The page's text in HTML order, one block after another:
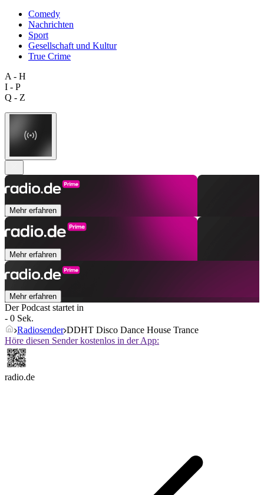
Comedy
Nachrichten
Sport
Gesellschaft und Kultur
True Crime
A - H
I - P
Q - Z
Mehr erfahren
Mehr erfahren
Mehr erfahren
Der Podcast startet in
- 0 Sek.
Radiosender DDHT Disco Dance House Trance
Höre diesen Sender kostenlos in der App:
radio.de